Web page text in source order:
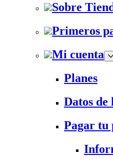
Sobre
Primeros
Mi cuenta
Planes
Datos de
Pagar tu